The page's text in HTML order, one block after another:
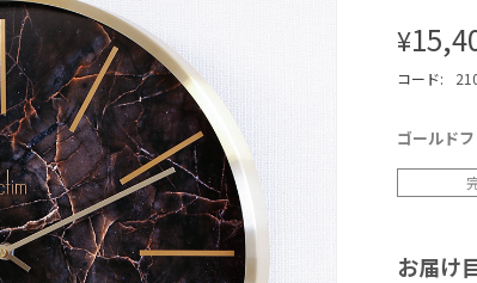
¥
コード:
ゴールド
お届け